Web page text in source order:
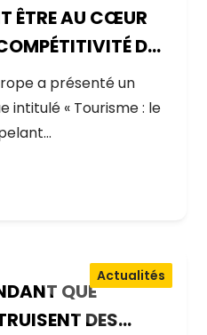
ÊTRE AU CŒUR
DE
a présenté un
intitulé « Tourisme : le
QUE
DES
Actualités